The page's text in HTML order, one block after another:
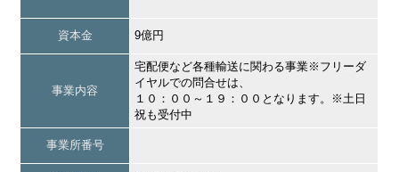
資本金 9億円
事業内容
宅配便など各種輸送に関わる事業※フリーダ
イヤルでの問合せは、
１０：００～１９：００となります。※土日
祝も受付中
事業所番号